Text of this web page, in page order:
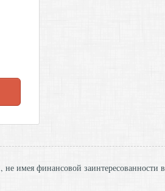
имея финансовой заинтересованности в